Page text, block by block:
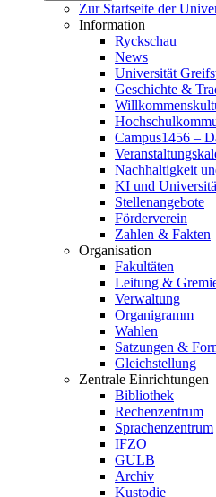
Zur Startseite der
Information
Ryckschau
News
Universität
Geschichte &
Campus1456 –
Nachhaltigkeit
KI und
Stellenangebote
Förderverein
Zahlen & Fakten
Organisation
Fakultäten
Leitung &
Verwaltung
Organigramm
Wahlen
Satzungen &
Gleichstellung
Zentrale Einrichtungen
Bibliothek
Rechenzentrum
Sprachenzentrum
IFZO
GULB
Archiv
Kustodie